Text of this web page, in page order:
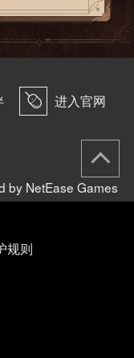
的英杰”6★学
5★及以上旅
多”，阶梯引
可兑换“欧修缇
欧修缇的圣导
索里斯帝亚追
兑换。
角色
业为舞者的旅
业为星官的旅
򰀄 进入官网
by NetEase Games
规则